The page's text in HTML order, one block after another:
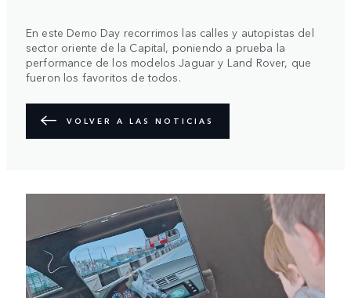
En este Demo Day recorrimos las calles y autopistas del
sector oriente de la Capital, poniendo a prueba la
performance de los modelos Jaguar y Land Rover, que
fueron los favoritos de todos.
VOLVER A LAS NOTICIAS